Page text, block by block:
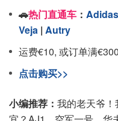
🚗热门直通车 ： Adidas
Veja | Autry
运费€10, 或订单满€300
点击购买>>
小编推荐： 我的老天爷